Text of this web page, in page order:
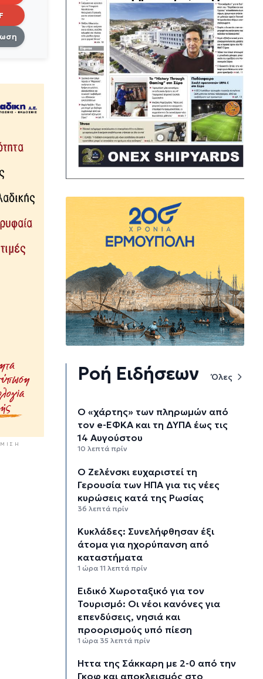
Ροή Ειδήσεων Όλες
Ο «χάρτης» των πληρωμών από
τον e-ΕΦΚΑ και τη ΔΥΠΑ έως τις
14 Αυγούστου
10 λεπτά πρίν
Ο Ζελένσκι ευχαριστεί τη
Γερουσία των ΗΠΑ για τις νέες
κυρώσεις κατά της Ρωσίας
36 λεπτά πρίν
Κυκλάδες: Συνελήφθησαν έξι
άτομα για ηχορύπανση από
καταστήματα
1 ώρα 11 λεπτά πρίν
Ειδικό Χωροταξικό για τον
Τουρισμό: Οι νέοι κανόνες για
επενδύσεις, νησιά και
προορισμούς υπό πίεση
1 ώρα 35 λεπτά πρίν
Ήττα της Σάκκαρη με 2-0 από την
Γκοφ και αποκλεισμός στο